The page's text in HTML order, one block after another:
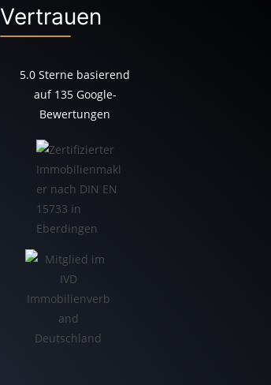
Vertrauen
5.0 Sterne basierend
auf 135 Google-
Bewertungen